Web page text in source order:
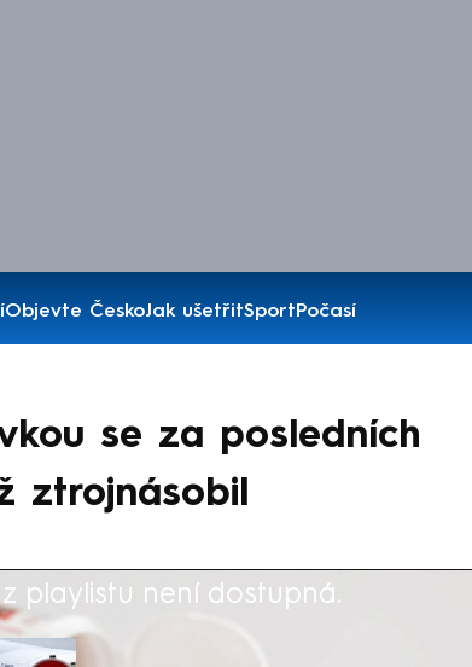
Objevte ČeskoJak ušetřitSportPočasí
se za posledních
ztrojnásobil
playlistu není dostupná.